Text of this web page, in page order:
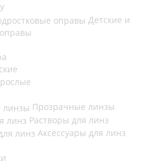
Детские и
Прозрачные линзы
Растворы для линз
Аксессуары для линз